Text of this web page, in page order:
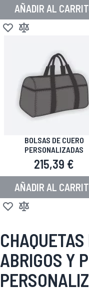
AÑADIR AL
Añadir a la Lista de Deseos
Añadir para comparar
BOLSAS DE CUERO
PERSONALIZADAS
215,39 €
AÑADIR AL
Añadir a la Lista de Deseos
Añadir para comparar
ABRIGOS Y